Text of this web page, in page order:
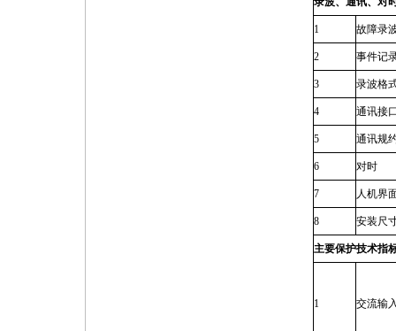
1 故障录
2 事件记
3 录波格
4 通讯接
5 通讯规
6 对时
7 人机界
8 安装尺
主要保护技术指
1 交流输